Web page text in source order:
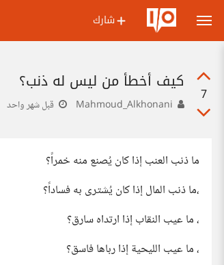
شارك
7
كيف أخطأ من ليس له ذنب؟
قبل شهر واحد
ما ذنب العنب إذا كان يُصنع منه خمراً؟
،ما ذنب المال إذا كان يُشترى به فساداً؟
، ما عيب النقاب إذا ارتداه سارق؟
، ما عيب الليحية إذا رباها فاسق؟